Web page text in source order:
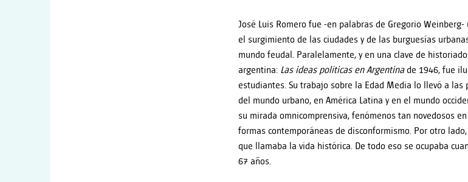
José Luis Romero fue -en palabras de Gregorio
el surgimiento de las ciudades y de las burguesías
mundo feudal. Paralelamente, y en una clave de
argentina: Las ideas políticas en Argentinade 1946, fue
estudiantes. Su trabajo sobre la Edad Media lo llevó a las
del mundo urbano, en América Latina y en el mundo
su mirada omnicomprensiva, fenómenos tan novedosos
formas contemporáneas de disconformismo. Por otro
que llamaba la vida histórica. De todo eso se ocupaba
67 años.